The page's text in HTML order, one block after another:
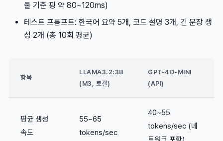
울 기준 핑 약 80~120ms)
테스트 프롬프트: 한국어 요약 5개, 코드 설명 3개, 긴 문장 생
성 2개 (총 10회 평균)
항목
LLAMA3.2:3B
(M3, 로컬)
GPT-4O-MINI
(API)
평균 생성
속도
55~65
tokens/sec
40~55
tokens/sec (네